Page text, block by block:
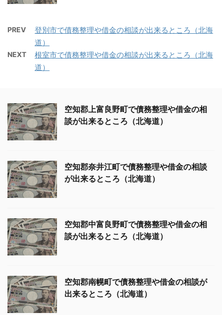
PREV
登別市で債務整理や借金の相談が出来るところ（北海
道）
NEXT
根室市で債務整理や借金の相談が出来るところ（北海
道）
空知郡上富良野町で債務整理や借金の相
談が出来るところ（北海道）
空知郡奈井江町で債務整理や借金の相談
が出来るところ（北海道）
空知郡中富良野町で債務整理や借金の相
談が出来るところ（北海道）
空知郡南幌町で債務整理や借金の相談が
出来るところ（北海道）